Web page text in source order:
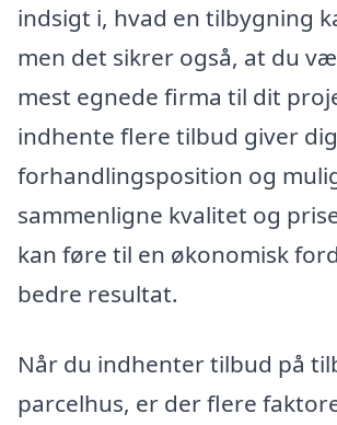
indsigt i, hvad en tilbygning
men det sikrer også, at du
mest egnede firma til dit
indhente flere tilbud giver
forhandlingsposition og
sammenligne kvalitet og
kan føre til en økonomisk
bedre resultat.
Når du indhenter tilbud på
parcelhus, er der flere